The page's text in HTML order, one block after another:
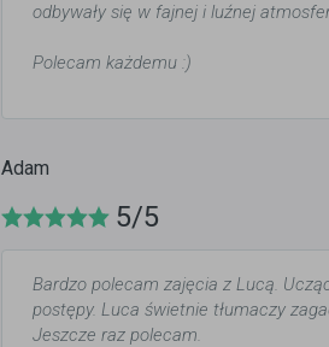
odbywały się w fajnej i luźnej
Polecam każdemu :)
Adam
5/5
Bardzo polecam zajęcia z Lucą.
postępy. Luca świetnie tłumaczy
Jeszcze raz polecam.